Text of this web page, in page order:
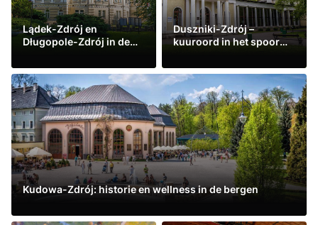
Lądek-Zdrój en
Długopole-Zdrój in de
Lees meer
Duszniki-Zdrój –
kuuroord in het spoor
Lees meer
Kudowa-Zdrój: historie en wellness in de bergen
Lees meer